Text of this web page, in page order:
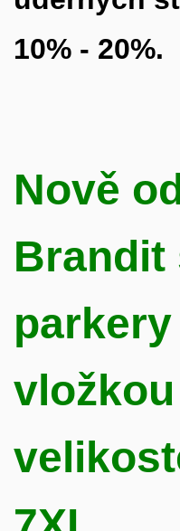
10% - 20%.
Nově
Brandit
parkery